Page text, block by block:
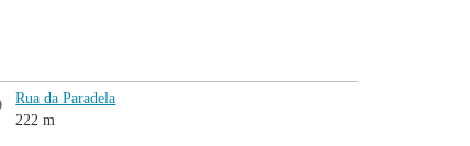
Rua da Paradela
222 m